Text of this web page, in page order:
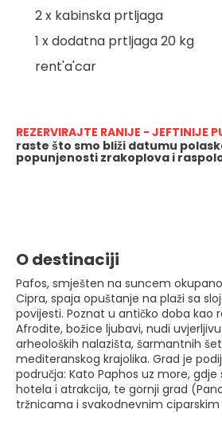
2 x kabinska prtljaga
1 x dodatna prtljaga 20 kg
rent'a'car
REZERVIRAJTE RANIJE - JEFTINIJE
raste što smo bliži datumu
popunjenosti zrakoplova i
O destinaciji
Pafos, smješten na suncem
Cipra, spaja opuštanje na plaži sa
povijesti. Poznat u antičko doba kao
Afrodite, božice ljubavi, nudi
arheoloških nalazišta, šarmantnih
mediteranskog krajolika. Grad je
područja: Kato Paphos uz more, gdje
hotela i atrakcija, te gornji grad
tržnicama i svakodnevnim